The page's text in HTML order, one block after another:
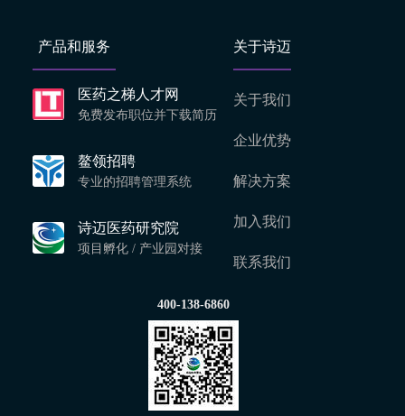
产品和服务
医药之梯人才网
免费发布职位并下载简历
鳌领招聘
专业的招聘管理系统
诗迈医药研究院
项目孵化 / 产业园对接
关于诗迈
关于我们
企业优势
解决方案
加入我们
联系我们
400-138-6860